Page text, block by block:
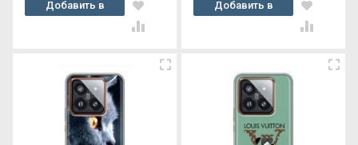
Добавить в
корзину
Добавить в
корзину